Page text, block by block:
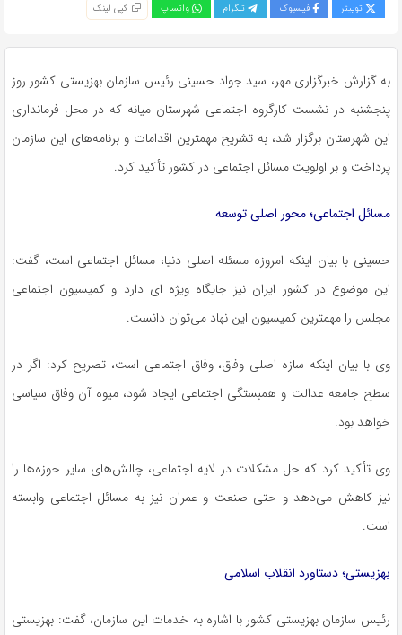
توییتر فیسبوک تلگرام واتساپ کپی لینک
به گزارش خبرگزاری مهر، سید جواد حسینی رئیس سازمان بهزیستی کشور روز
پنجشنبه در نشست کارگروه اجتماعی شهرستان میانه که در محل فرمانداری
این شهرستان برگزار شد، به تشریح مهمترین اقدامات و برنامه‌های این سازمان
پرداخت و بر اولویت مسائل اجتماعی در کشور تأکید کرد.
مسائل اجتماعی؛ محور اصلی توسعه
حسینی با بیان اینکه امروزه مسئله اصلی دنیا، مسائل اجتماعی است، گفت:
این موضوع در کشور ایران نیز جایگاه ویژه ای دارد و کمیسیون اجتماعی
مجلس را مهمترین کمیسیون این نهاد می‌توان دانست.
وی با بیان اینکه سازه اصلی وفاق، وفاق اجتماعی است، تصریح کرد: اگر در
سطح جامعه عدالت و همبستگی اجتماعی ایجاد شود، میوه آن وفاق سیاسی
خواهد بود.
وی تأکید کرد که حل مشکلات در لایه اجتماعی، چالش‌های سایر حوزه‌ها را
نیز کاهش می‌دهد و حتی صنعت و عمران نیز به مسائل اجتماعی وابسته
است.
بهزیستی؛ دستاورد انقلاب اسلامی
رئیس سازمان بهزیستی کشور با اشاره به خدمات این سازمان، گفت: بهزیستی